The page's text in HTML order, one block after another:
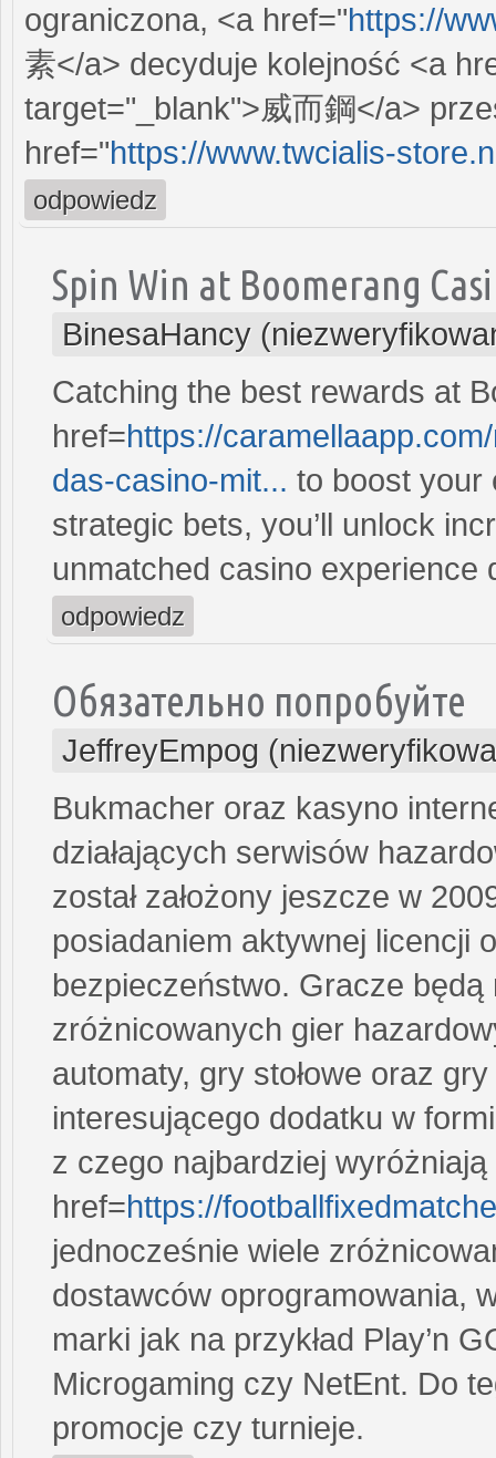
ograniczona, <a href="https://
素</a> decyduje kolejność <a
target="_blank">威而鋼</a>
href="https://www.twcialis-
odpowiedz
Spin Win at Boomerang
BinesaHancy
Catching the best rewards at
href=https://
das-casino-mit... to boost your
strategic bets, you’ll unlock
unmatched casino experience
odpowiedz
Обязательно попробуйте
JeffreyEmpog
Bukmacher oraz kasyno
działających serwisów
został założony jeszcze w
posiadaniem aktywnej licencji
bezpieczeństwo. Gracze
zróżnicowanych gier
automaty, gry stołowe oraz
interesującego dodatku w
z czego najbardziej
href=https://
jednocześnie wiele
dostawców oprogramowania,
marki jak na przykład Play’n
Microgaming czy NetEnt. Do
promocje czy turnieje.